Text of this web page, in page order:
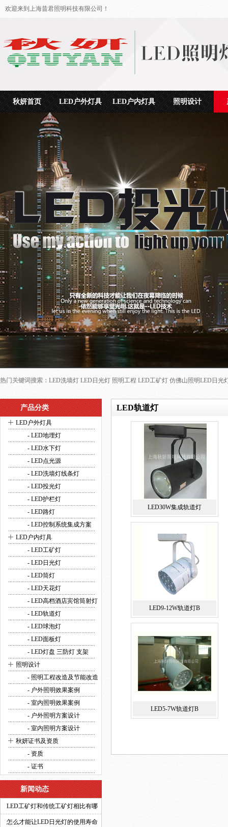
欢迎来到上海昔君照明科技有限公司！
秋妍首页 LED户外灯具 LED户内灯具 照明设计
热门关键词搜索： LED洗墙灯 LED日光灯 照明工程 LED工矿灯 仿佛山照明LED日光
产品分类
+ LED户外灯具
- LED地埋灯
- LED水下灯
- LED点光源
- LED洗墙灯线条灯
- LED投光灯
- LED护栏灯
- LED路灯
- LED控制系统集成方案
+ LED户内灯具
- LED工矿灯
- LED日光灯
- LED筒灯
- LED天花灯
- LED高档酒店宾馆筒射灯
- LED轨道灯
- LED球泡灯
- LED面板灯
- LED灯盘 三防灯 支架
+ 照明设计
- 照明工程改造及节能改造
- 户外照明效果案例
- 室内照明效果案例
- 户外照明方案设计
- 室内照明方案设计
+ 秋妍证书及资质
- 资质
- 证书
新闻动态
LED工矿灯和传统工矿灯相比有哪
些优势？
怎么才能让LED日光灯的使用寿命
LED轨道灯
LED30W集成轨道灯
LED9-12W轨道灯B
LED5-7W轨道灯B